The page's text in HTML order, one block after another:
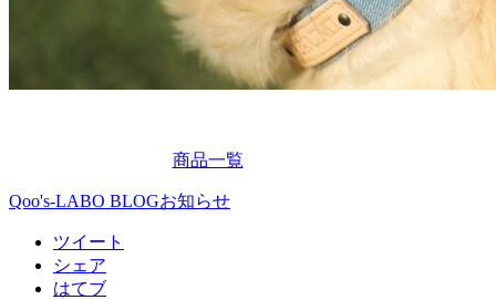
商品一覧
Qoo's-LABO BLOGお知らせ
ツイート
シェア
はてブ